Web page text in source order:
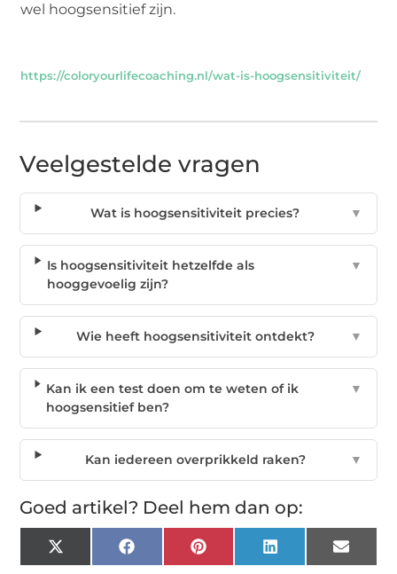
wel hoogsensitiefzijn.
https://coloryourlifecoaching.nl/wat-is-hoogsensitiviteit/
Veelgestelde vragen
Wat is hoogsensitiviteit precies? ▼
Is hoogsensitiviteit hetzelfde als
hooggevoelig zijn?
▼
Wie heeft hoogsensitiviteit ontdekt? ▼
Kan ik een test doen om te weten of ik
hoogsensitief ben?
▼
Kan iedereen overprikkeld raken? ▼
Goed artikel? Deel hem dan op:
X
(Twitter)
Facebook Pinterest LinkedIn Email